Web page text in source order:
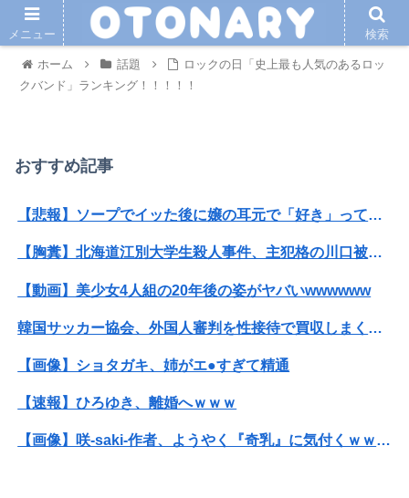
ホーム 話題
ロックの日「史上最も人気のあるロッ
クバンド」ランキング！！！！！
おすすめ記事
【悲報】ソープでイッた後に嬢の耳元で「好き」って囁く瞬間ｗｗｗｗｗｗｗｗwwww
【胸糞】北海道江別大学生殺人事件、主犯格の川口被告(19)に無期懲役の判決
【動画】美少女4人組の20年後の姿がヤバいwwwwww
韓国サッカー協会、外国人審判を性接待で買収しまくっていた事が判明
【画像】ショタガキ、姉がエ●すぎて精通
【速報】ひろゆき、離婚へｗｗｗ
【画像】咲-saki-作者、ようやく『奇乳』に気付くｗｗｗｗ
メニュー 検索